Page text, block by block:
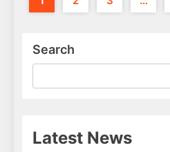
Search
Latest News